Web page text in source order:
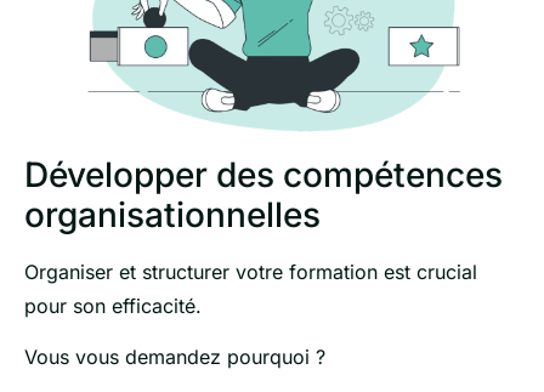
Développer des compétences
organisationnelles
Organiser et structurer votre formation est crucial
pour son efficacité.
Vous vous demandez pourquoi ?